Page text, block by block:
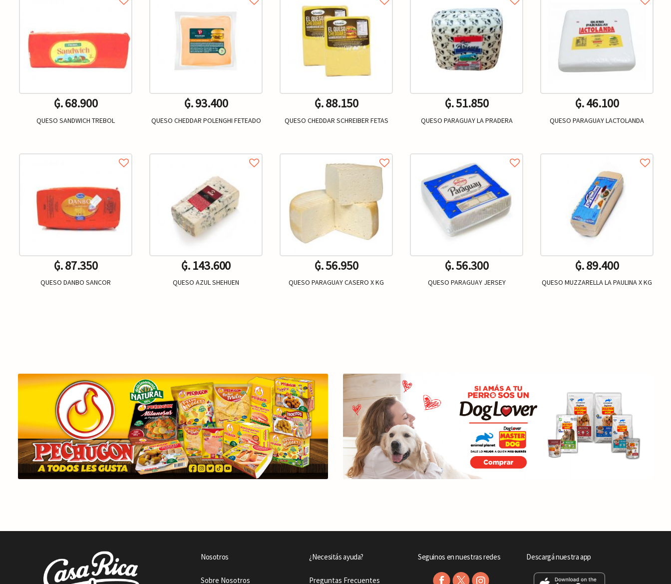
₲. 68.900
QUESO SANDWICH TREBOL
₲. 87.350
QUESO DANBO SANCOR
₲. 93.400
QUESO CHEDDAR POLENGHI FETEADO
₲. 143.600
QUESO AZUL SHEHUEN
₲. 88.150
QUESO CHEDDAR SCHREIBER FETAS
₲. 56.950
QUESO PARAGUAY CASERO X KG
₲. 51.850
QUESO PARAGUAY LA PRADERA
₲. 56.300
QUESO PARAGUAY JERSEY
₲. 46.100
QUESO PARAGUAY LACTOLANDA
₲. 89.400
QUESO MUZZARELLA LA PAULINA X KG
Nosotros
Sobre Nosotros
¿Necesitás ayuda?
Preguntas Frecuentes
Seguinos en nuestras redes Descargá nuestra app